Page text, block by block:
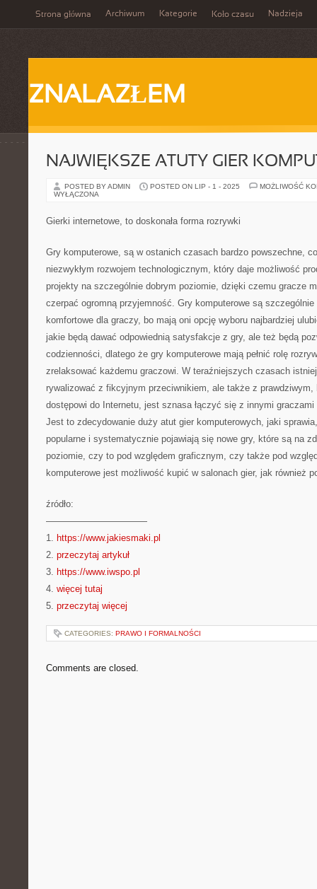
Strona główna Archiwum Kategorie Koło czasu Nadzieja
ZNALAZŁEM
NAJWIĘKSZE ATUTY GIER
POSTED BY ADMIN POSTED ON LIP - 1 - 2025
MOŻLIWOŚĆ
WYŁĄCZONA
Gierki internetowe, to doskonała forma rozrywki
Gry komputerowe, są w ostanich czasach bardzo powszechne,
niezwykłym rozwojem technologicznym, który daje możliwość
projekty na szczególnie dobrym poziomie, dzięki czemu gracze
czerpać ogromną przyjemność. Gry komputerowe są
komfortowe dla graczy, bo mają oni opcję wyboru najbardziej
jakie będą dawać odpowiednią satysfakcje z gry, ale też będą
codzienności, dlatego że gry komputerowe mają pełnić rolę
zrelaksować każdemu graczowi. W teraźniejszych czasach
rywalizować z fikcyjnym przeciwnikiem, ale także z
dostępowi do Internetu, jest sznasa łączyć się z innymi
Jest to zdecydowanie duży atut gier komputerowych, jaki
popularne i systematycznie pojawiają się nowe gry, które są na
poziomie, czy to pod względem graficznym, czy także pod
komputerowe jest możliwość kupić w salonach gier, jak również
źródło:
———————————
1. https://www.jakiesmaki.pl
2. przeczytaj artykuł
3. https://www.iwspo.pl
4. więcej tutaj
5. przeczytaj więcej
CATEGORIES: PRAWO I FORMALNOŚCI
Comments are closed.